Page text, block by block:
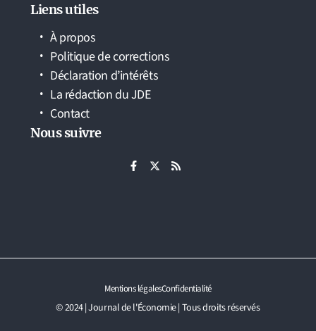
Liens utiles
À propos
Politique de corrections
Déclaration d’intérêts
La rédaction du JDE
Contact
Nous suivre
© 2024 | Journal de l'Économie | Tous droits réservés
Mentions légalesConfidentialité